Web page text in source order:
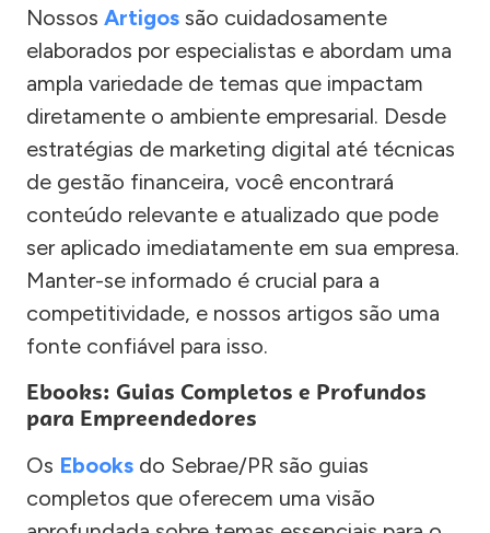
Nossos Artigos são cuidadosamente
elaborados por especialistas e abordam uma
ampla variedade de temas que impactam
diretamente o ambiente empresarial. Desde
estratégias de marketing digital até técnicas
de gestão financeira, você encontrará
conteúdo relevante e atualizado que pode
ser aplicado imediatamente em sua empresa.
Manter-se informado é crucial para a
competitividade, e nossos artigos são uma
fonte confiável para isso.
Ebooks: Guias Completos e Profundos
para Empreendedores
Os Ebooks do Sebrae/PR são guias
completos que oferecem uma visão